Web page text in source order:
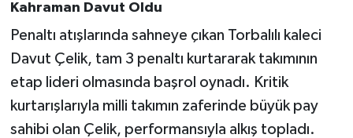
Kahraman Davut Oldu
Penaltı atışlarında sahneye çıkan Torbalılı kaleci
Davut Çelik, tam 3 penaltı kurtararak takımının
etap lideri olmasında başrol oynadı. Kritik
kurtarışlarıyla milli takımın zaferinde büyük pay
sahibi olan Çelik, performansıyla alkış topladı.